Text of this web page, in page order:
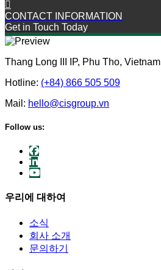
CONTACT INFORMATION
Get in Touch Today
Thang Long III IP, Phu Tho, Vietnam
Hotline: (+84) 866 505 509
Mail: hello@cisgroup.vn
Follow us:
우리에 대하여
소식
회사 소개
문의하기